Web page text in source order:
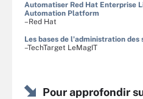
Automatiser Red Hat Enterprise
Automation Platform
–Red Hat
Les bases de l'administration des
–TechTarget LeMagIT
Pour approfondir